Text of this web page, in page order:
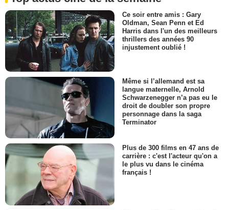
Ce soir entre amis : Gary
Oldman, Sean Penn et Ed
Harris dans l'un des meilleurs
thrillers des années 90
injustement oublié !
Même si l’allemand est sa
langue maternelle, Arnold
Schwarzenegger n’a pas eu le
droit de doubler son propre
personnage dans la saga
Terminator
Plus de 300 films en 47 ans de
carrière : c'est l'acteur qu'on a
le plus vu dans le cinéma
français !